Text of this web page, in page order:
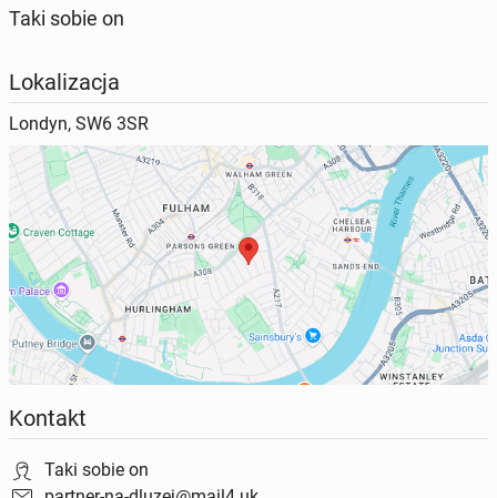
Taki sobie on
Lokalizacja
Londyn, SW6 3SR
Kontakt
Taki sobie on